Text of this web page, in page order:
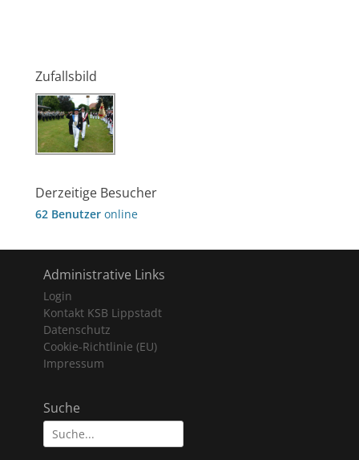
Zufallsbild
Derzeitige Besucher
62 Benutzer online
Administrative Links
Login
Kontakt KSB Lippstadt
Datenschutz
Cookie-Richtlinie (EU)
Impressum
Suche
Suche
nach: